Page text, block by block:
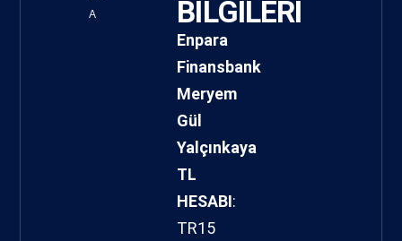
A
BİLGİLERİ
Enpara
Finansbank
Meryem
Gül
Yalçınkaya
TL
HESABI:
TR15